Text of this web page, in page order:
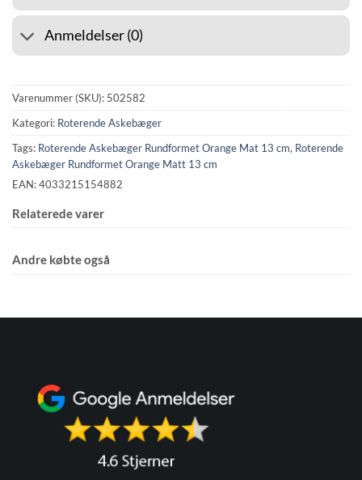
Anmeldelser (0)
Varenummer (SKU): 502582
Kategori: Roterende Askebæger
Tags: Roterende Askebæger Rundformet Orange Mat 13 cm, Roterende
Askebæger Rundformet Orange Matt 13 cm
EAN: 4033215154882
Relaterede varer
Andre købte også